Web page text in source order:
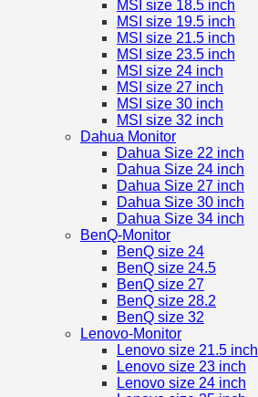
MSI size 18.5 inch
MSI size 19.5 inch
MSI size 21.5 inch
MSI size 23.5 inch
MSI size 24 inch
MSI size 27 inch
MSI size 30 inch
MSI size 32 inch
Dahua Monitor
Dahua Size 22 inch
Dahua Size 24 inch
Dahua Size 27 inch
Dahua Size 30 inch
Dahua Size 34 inch
BenQ-Monitor
BenQ size 24
BenQ size 24.5
BenQ size 27
BenQ size 28.2
BenQ size 32
Lenovo-Monitor
Lenovo size 21.5 inch
Lenovo size 23 inch
Lenovo size 24 inch